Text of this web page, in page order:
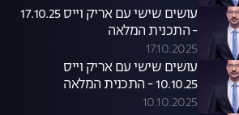
עושים שישי עם אריק וייס 17.10.25
- התכנית המלאה
17.10.2025
עושים שישי עם אריק וייס
10.10.25 - התכנית המלאה
10.10.2025